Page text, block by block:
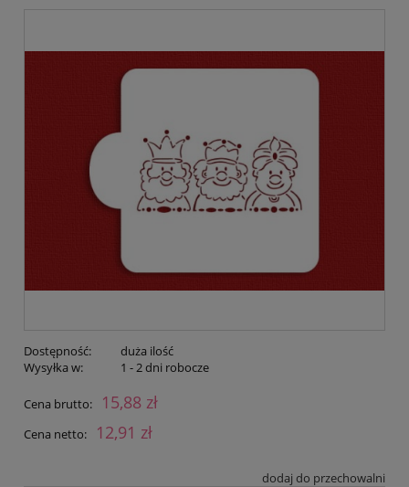
Dostępność:
duża ilość
Wysyłka w:
1 - 2 dni robocze
Cena brutto: 15,88 zł
Cena netto: 12,91 zł
dodaj do przechowalni